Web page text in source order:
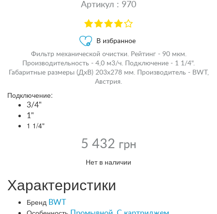
Артикул : 970
В избранное
Фильтр механической очистки. Рейтинг - 90 мкм.
Производительность - 4,0 м3/ч. Подключение - 1 1/4".
Габаритные размеры (ДxВ) 203х278 мм. Производитель - BWT,
Австрия.
Подключение:
3/4"
1"
1 1/4"
5 432 грн
Нет в наличии
Характеристики
Бренд BWT